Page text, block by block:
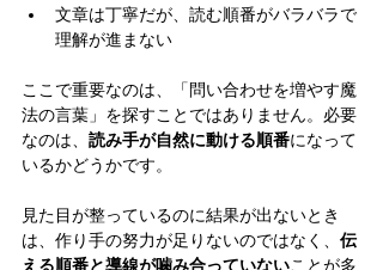
文章は丁寧だが、読む順番がバラバラで
理解が進まない
ここで重要なのは、「問い合わせを増やす魔
法の言葉」を探すことではありません。必要
なのは、 読み手が自然に動ける順番になって
いるかどうかです。
見た目が整っているのに結果が出ないとき
は、作り手の努力が足りないのではなく、 伝
える順番と導線が噛み合っていないことが多